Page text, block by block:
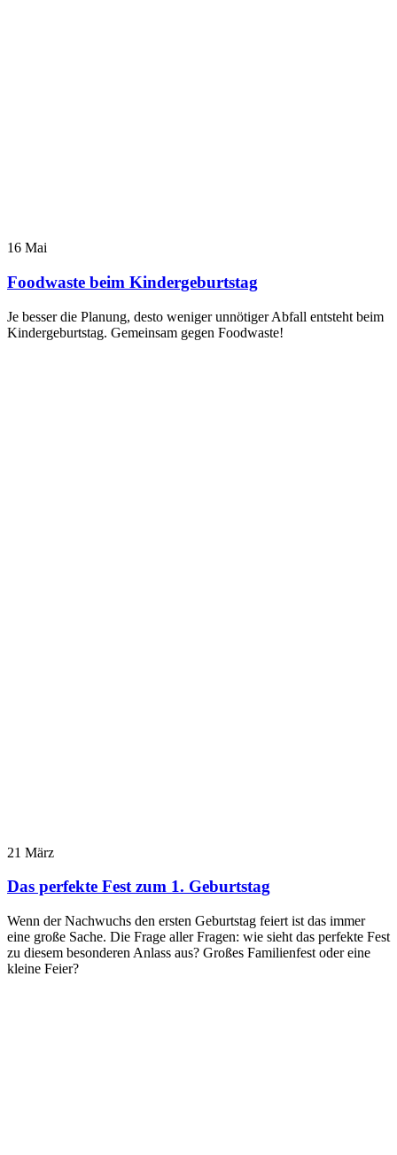
16 Mai
Foodwaste beim Kindergeburtstag
Je besser die Planung, desto weniger unnötiger Abfall entsteht beim
Kindergeburtstag. Gemeinsam gegen Foodwaste!
21 März
Das perfekte Fest zum 1. Geburtstag
Wenn der Nachwuchs den ersten Geburtstag feiert ist das immer
eine große Sache. Die Frage aller Fragen: wie sieht das perfekte Fest
zu diesem besonderen Anlass aus? Großes Familienfest oder eine
kleine Feier?